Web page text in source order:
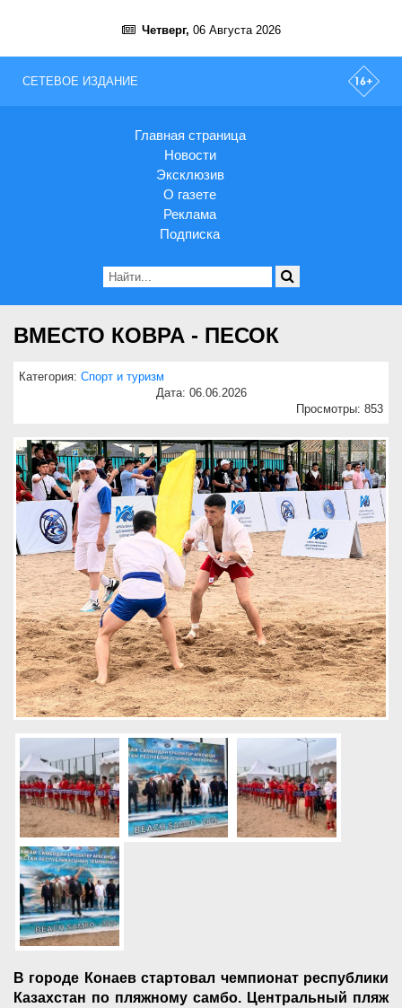
Четверг, 06 Августа 2026
СЕТЕВОЕ ИЗДАНИЕ
Главная страница
Новости
Эксклюзив
О газете
Реклама
Подписка
ВМЕСТО КОВРА - ПЕСОК
Категория: Спорт и туризм
Дата: 06.06.2026
Просмотры: 853
В городе Конаев стартовал чемпионат республики
Казахстан по пляжному самбо. Центральный пляж